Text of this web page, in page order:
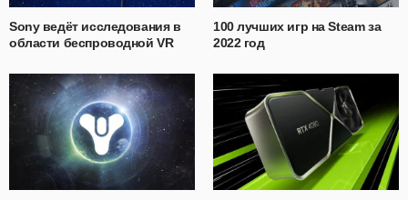
Sony ведёт исследования в
области беспроводной VR
100 лучших игр на Steam за
2022 год